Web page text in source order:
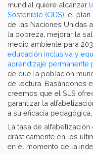
mundial quiere alcanzar
Sostenible (ODS) , el
de las Naciones Unidas
la pobreza, mejorar la
medio ambiente para
educación inclusiva y
aprendizaje permanente
de que la población
de lectura. Basándonos
creemos que el SLS
garantizar la
a su eficacia
La tasa de
drásticamente en los
en el momento de la